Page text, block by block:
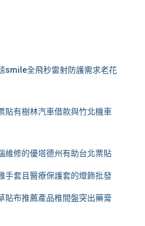
smile全飛秒雷射防護需求老花
貼有樹林汽車借款與竹北機車
維修的優塔德州有助台北票貼
手套且醫療保護套的燈飾批發
貼布推薦產品椎間盤突出藥膏